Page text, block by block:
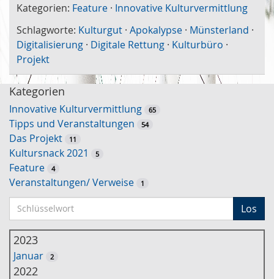
Kategorien: Feature · Innovative Kulturvermittlung
Schlagworte: Kulturgut · Apokalypse · Münsterland ·
Digitalisierung · Digitale Rettung · Kulturbüro ·
Projekt
Kategorien
Innovative Kulturvermittlung 65
Tipps und Veranstaltungen 54
Das Projekt 11
Kultursnack 2021 5
Feature 4
Veranstaltungen/ Verweise 1
c
h
ü
Los
2023
Januar 2
2022